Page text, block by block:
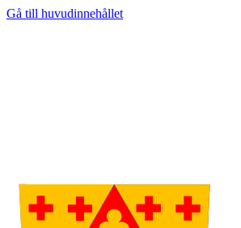
Gå till huvudinnehållet